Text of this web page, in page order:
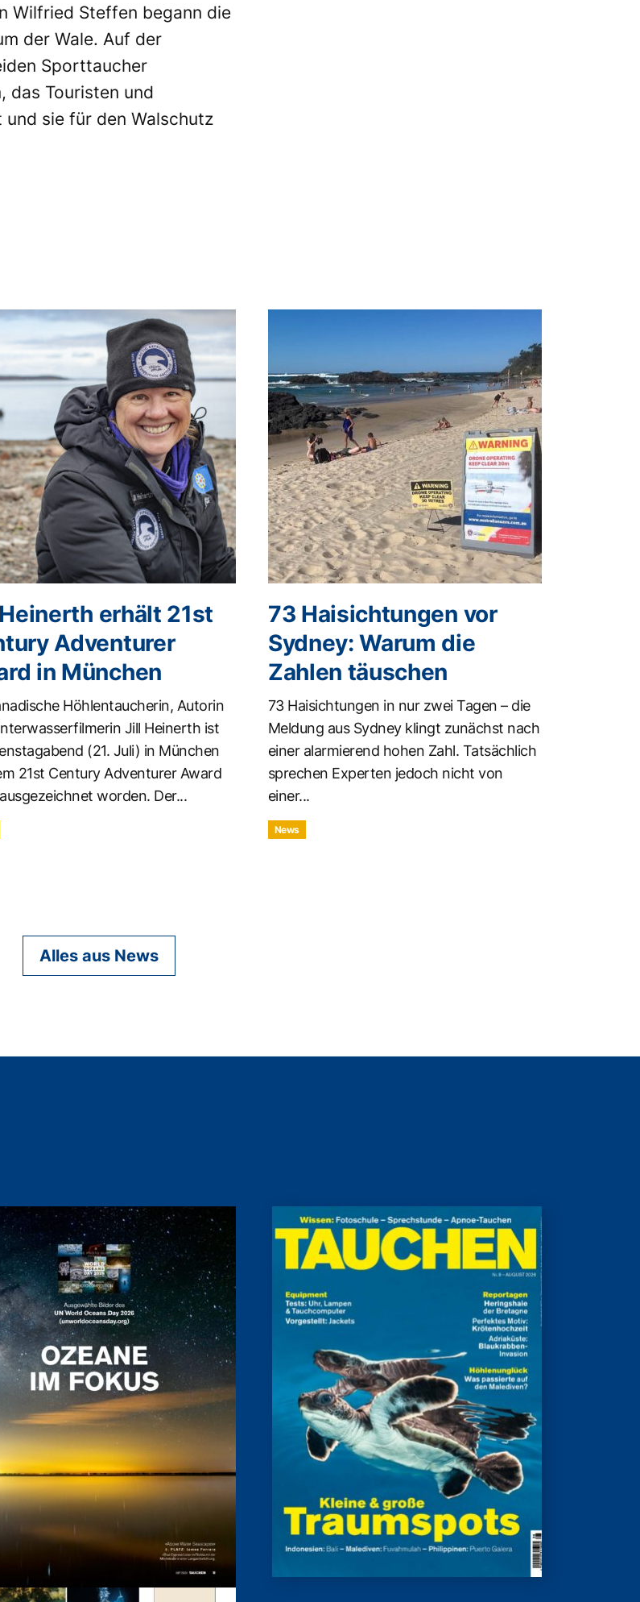
Wilfried Steffen begann die
der Wale. Auf der
Sporttaucher
das Touristen und
sie für den Walschutz
erhält 21st
Adventurer
in München
Höhlentaucherin, Autorin
Jill Heinerth ist
(21. Juli) in München
21st Century Adventurer Award
worden. Der...
73 Haisichtungen vor
Sydney: Warum die
Zahlen täuschen
73 Haisichtungen in nur zwei Tagen – die
Meldung aus Sydney klingt zunächst nach
einer alarmierend hohen Zahl. Tatsächlich
sprechen Experten jedoch nicht von
einer...
News
Alles aus News